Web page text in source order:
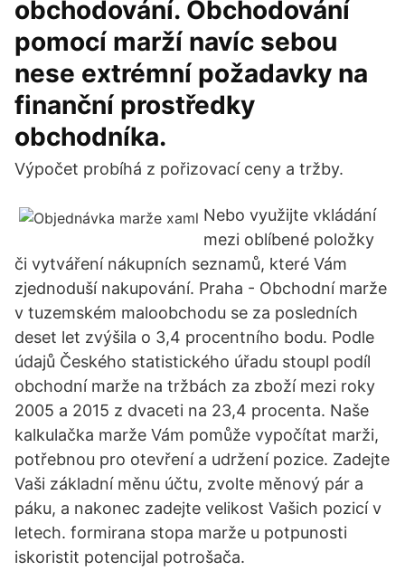
obchodování. Obchodování
pomocí marží navíc sebou
nese extrémní požadavky na
finanční prostředky
obchodníka.
Výpočet probíhá z pořizovací ceny a tržby.
Nebo využijte vkládání
mezi oblíbené položky
či vytváření nákupních seznamů, které Vám
zjednoduší nakupování. Praha - Obchodní marže
v tuzemském maloobchodu se za posledních
deset let zvýšila o 3,4 procentního bodu. Podle
údajů Českého statistického úřadu stoupl podíl
obchodní marže na tržbách za zboží mezi roky
2005 a 2015 z dvaceti na 23,4 procenta. Naše
kalkulačka marže Vám pomůže vypočítat marži,
potřebnou pro otevření a udržení pozice. Zadejte
Vaši základní měnu účtu, zvolte měnový pár a
páku, a nakonec zadejte velikost Vašich pozicí v
letech. formirana stopa marže u potpunosti
iskoristit potencijal potrošača.